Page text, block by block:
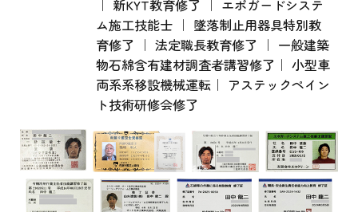
｜ 新KYT教育修了 ｜ エポガードシステ
ム施工技能士 ｜ 墜落制止用器具特別教
育修了 ｜ 法定職長教育修了 ｜ 一般建築
物石綿含有建材調査者講習修了｜ 小型車
両系系移設機械運転｜ アステックペイン
ト技術研修会修了